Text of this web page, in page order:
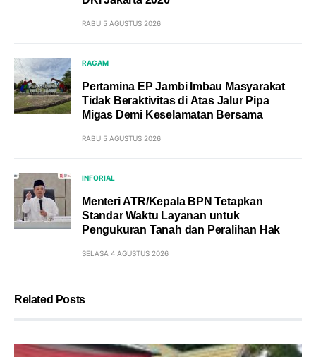
RABU 5 AGUSTUS 2026
RAGAM
Pertamina EP Jambi Imbau Masyarakat
Tidak Beraktivitas di Atas Jalur Pipa
Migas Demi Keselamatan Bersama
RABU 5 AGUSTUS 2026
INFORIAL
Menteri ATR/Kepala BPN Tetapkan
Standar Waktu Layanan untuk
Pengukuran Tanah dan Peralihan Hak
SELASA 4 AGUSTUS 2026
Related Posts